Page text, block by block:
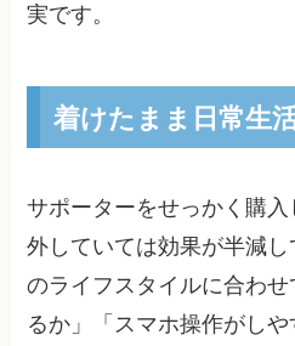
実です。
着けたまま日常生
サポーターをせっかく購
外していては効果が半減
のライフスタイルに合わせ
るか」「スマホ操作がし